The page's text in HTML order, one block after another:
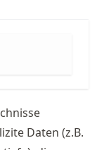
Daten (z.B.